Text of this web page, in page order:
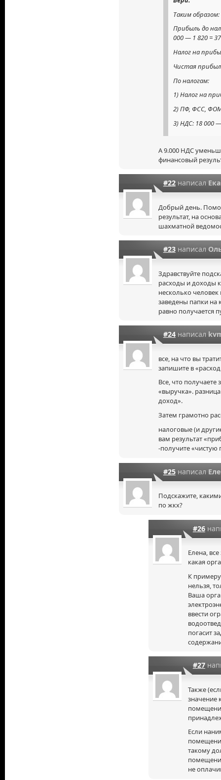
Таким образом:
Прибыль до
000 — 1 820 =
Налог на
Чистая
По налогам:
1) Налог на
2) ПФ, ФСС,
3) НДС: 18 000
А 9.000 НДС
финансовый
#22написал
Добрый день.
результат, на
шахматной
#23написал
Здравствуйте
расходы и доходы
несколько
заведены папки на
равно получается
#24написал
все, на что вы
запишите в
Все, что
«выручка».
доход».
Затем грамотно
налоговые (и
вам результат
-получите
#25написал
Подскажите,
по жкх?
#26
Елена,
какая
К
нельзя,
Ваша
ввести
погасит
#27
Также
значение
Если
такому
не